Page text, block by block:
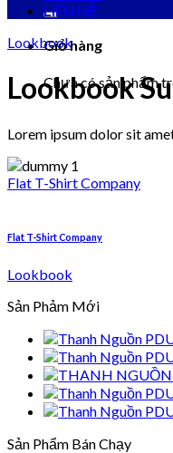
kiếm:
Giỏ hàng
Chưa có sản phẩm
LIÊN HỆ
Lookbook
Lookbook
Lorem ipsum dolor sit
Flat T-Shirt Company
Flat T-Shirt Company
Lookbook
Sản Phảm Mới
Sản Phẩm Bán Chạy